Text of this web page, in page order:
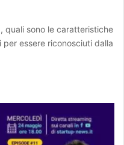
quali sono le caratteristiche
essere riconosciuti dalla